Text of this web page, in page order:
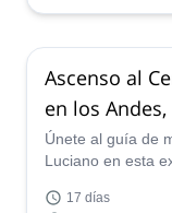
Ascenso al
en los
norte de
Únete al guía de
Luciano en esta
Argentina.
17 días